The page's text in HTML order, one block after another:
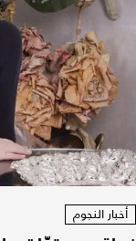
أخبار النجوم